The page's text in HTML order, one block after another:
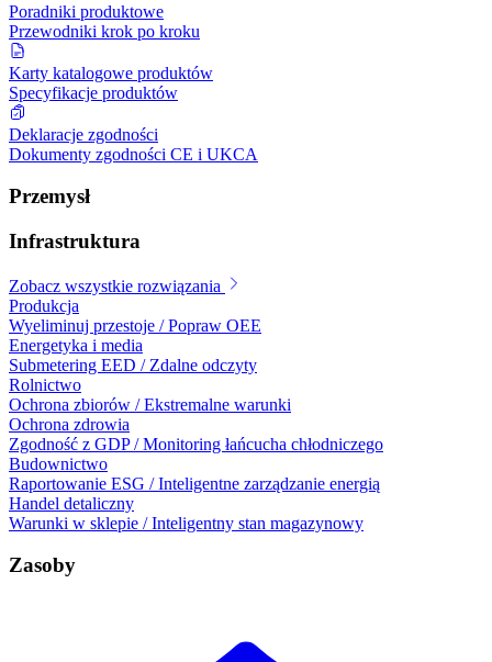
Poradniki produktowe
Przewodniki krok po kroku
Karty katalogowe produktów
Specyfikacje produktów
Deklaracje zgodności
Dokumenty zgodności CE i UKCA
Przemysł
Infrastruktura
Zobacz wszystkie rozwiązania
Produkcja
Wyeliminuj przestoje / Popraw OEE
Energetyka i media
Submetering EED / Zdalne odczyty
Rolnictwo
Ochrona zbiorów / Ekstremalne warunki
Ochrona zdrowia
Zgodność z GDP / Monitoring łańcucha chłodniczego
Budownictwo
Raportowanie ESG / Inteligentne zarządzanie energią
Handel detaliczny
Warunki w sklepie / Inteligentny stan magazynowy
Zasoby